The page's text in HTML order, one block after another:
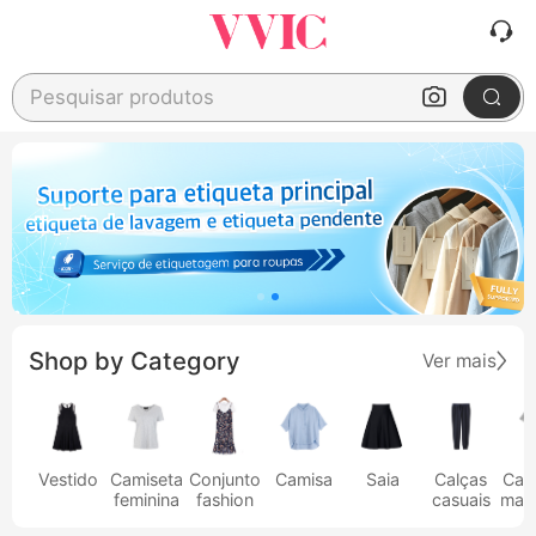
Pesquisar produtos
Shop by Category Ver mais
Vestido
Camiseta
feminina
Conjunto
fashion
Camisa Saia
Calças
casuais